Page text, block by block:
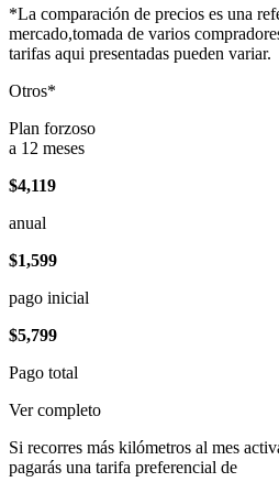
*La comparación de precios es una
mercado,tomada de varios
tarifas aqui presentadas pueden variar.
Otros*
Plan forzoso
a 12 meses
$4,119
anual
$1,599
pago inicial
$5,799
Pago total
Ver completo
Si recorres más kilómetros al mes
pagarás una tarifa preferencial de